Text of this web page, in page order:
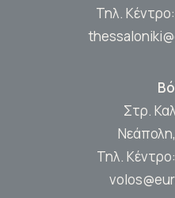
Τηλ. Κέντρο:
Στρ.
Τηλ. Κέντρο: